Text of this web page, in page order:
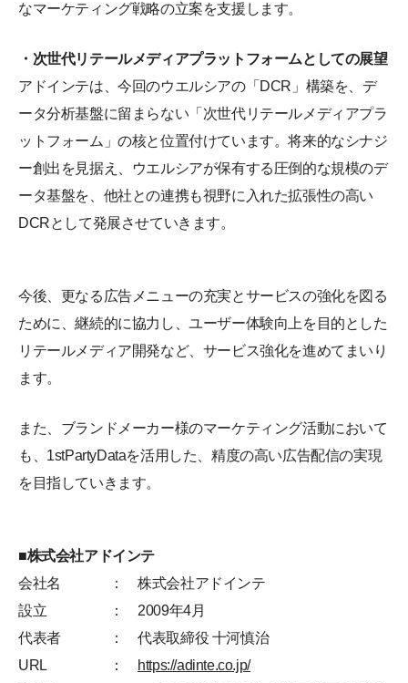
なマーケティング戦略の立案を支援します。
・次世代リテールメディアプラットフォームとしての展望
アドインテは、今回のウエルシアの「DCR」構築を、デ
ータ分析基盤に留まらない「次世代リテールメディアプラ
ットフォーム」の核と位置付けています。将来的なシナジ
ー創出を見据え、ウエルシアが保有する圧倒的な規模のデ
ータ基盤を、他社との連携も視野に入れた拡張性の高い
DCRとして発展させていきます。
今後、更なる広告メニューの充実とサービスの強化を図る
ために、継続的に協力し、ユーザー体験向上を目的とした
リテールメディア開発など、サービス強化を進めてまいり
ます。
また、ブランドメーカー様のマーケティング活動において
も、1stPartyDataを活用した、精度の高い広告配信の実現
を目指していきます。
■株式会社アドインテ
会社名
： 株式会社アドインテ
設立
： 2009年4月
代表者
： 代表取締役 十河慎治
URL
：
https://adinte.co.jp/